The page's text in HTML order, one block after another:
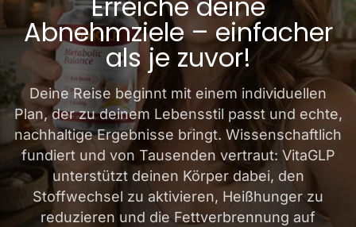
Abnehmziele – einfacher
als je zuvor!
Deine Reise beginnt mit einem individuellen
Plan, der zu deinem Lebensstil passt und echte,
nachhaltige Ergebnisse bringt. Wissenschaftlich
fundiert und von Tausenden vertraut: VitaGLP
unterstützt deinen Körper dabei, den
Stoffwechsel zu aktivieren, Heißhunger zu
reduzieren und die Fettverbrennung auf